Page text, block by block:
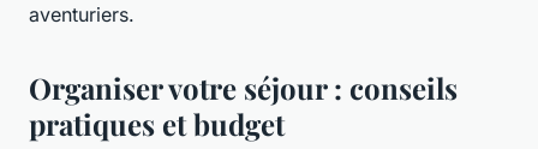
aventuriers.
Organiser votre séjour : conseils
pratiques et budget